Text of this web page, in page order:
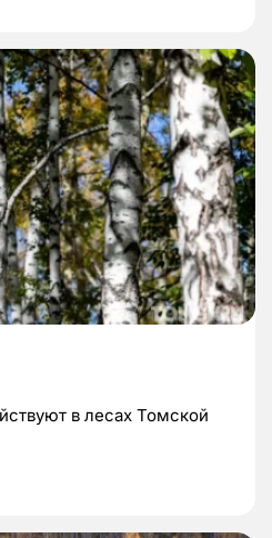
в лесах Томской